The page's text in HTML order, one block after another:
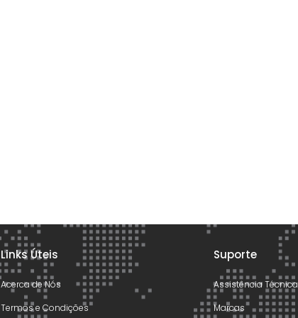
Links Úteis
Acerca de Nós
Termos e Condições
Suporte
Assistência Técnica
Marcas